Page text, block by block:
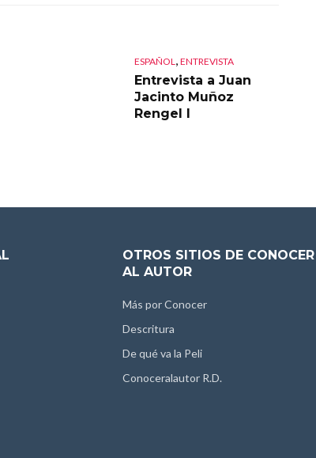
ESPAÑOL ENTREVISTA
Entrevista a Juan
Jacinto Muñoz
Rengel I
OTROS SITIOS DE CONOCER
AL AUTOR
Más por Conocer
Descritura
De qué va la Peli
Conoceralautor R.D.